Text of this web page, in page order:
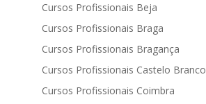
Cursos Profissionais Beja
Cursos Profissionais Braga
Cursos Profissionais Bragança
Cursos Profissionais Castelo Branco
Cursos Profissionais Coimbra